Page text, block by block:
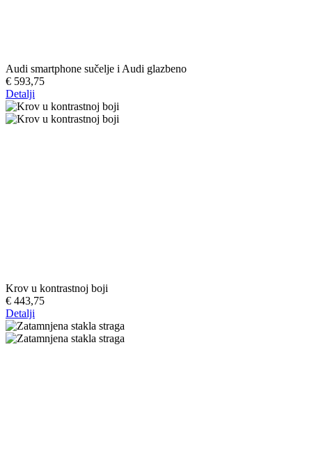
Audi smartphone sučelje i Audi glazbeno
€ 593,75
Detalji
Krov u kontrastnoj boji
€ 443,75
Detalji